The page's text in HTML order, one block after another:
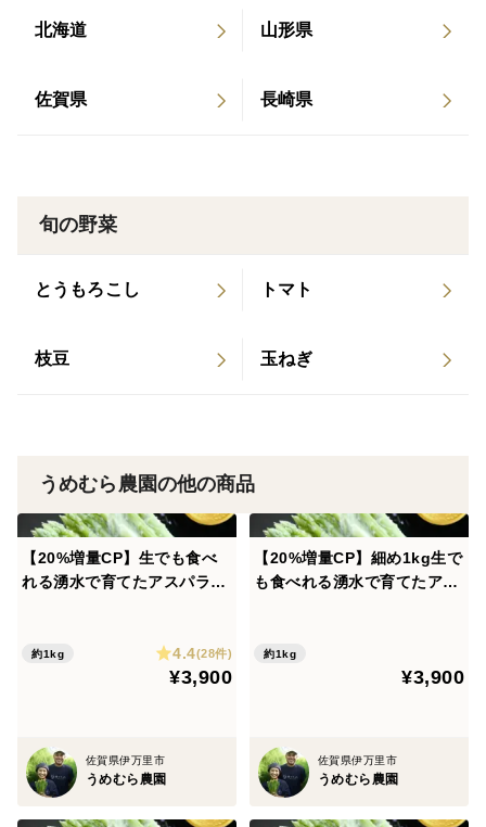
収穫後のアスパラは鮮度と温度が命、すぐに冷所に置き
まで収穫直後の味をキープできる様最善をつくします。
※ 稀に輸送中に凍傷被害にあってしまう事がある様で
りヘタっている場合、お手数ですが処分せずにヤマト運
らかじめご了承下さい。
北海道 山形県
佐賀県 長崎県
旬の野菜
とうもろこし トマト
枝豆 玉ねぎ
うめむら農園の他の商品
【20%増量CP】生でも食べ
れる湧水で育てたアスパラガ
約1kg 4.4(28件)
¥3,900
佐賀県伊万里市
うめむら農園
【20%増量CP】細め1kg生で
も食べれる湧水で育てたアス
約1kg
¥3,900
佐賀県伊万里市
うめむら農園